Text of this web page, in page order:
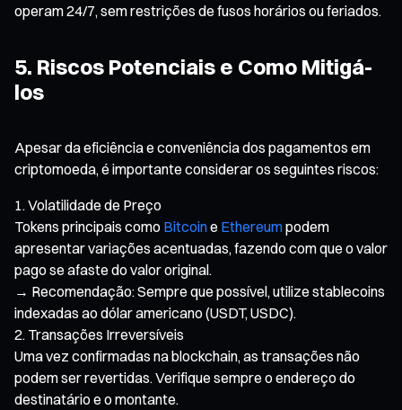
operam 24/7, sem restrições de fusos horários ou feriados.
5. Riscos Potenciais e Como Mitigá-
los
Apesar da eficiência e conveniência dos pagamentos em
criptomoeda, é importante considerar os seguintes riscos:
Volatilidade de Preço
Tokens principais como Bitcoine Ethereumpodem
apresentar variações acentuadas, fazendo com que o valor
pago se afaste do valor original.
→ Recomendação: Sempre que possível, utilize stablecoins
indexadas ao dólar americano (USDT, USDC).
Transações Irreversíveis
Uma vez confirmadas na blockchain, as transações não
podem ser revertidas. Verifique sempre o endereço do
destinatário e o montante.